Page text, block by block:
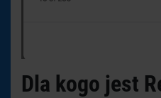
Dla kogo jest